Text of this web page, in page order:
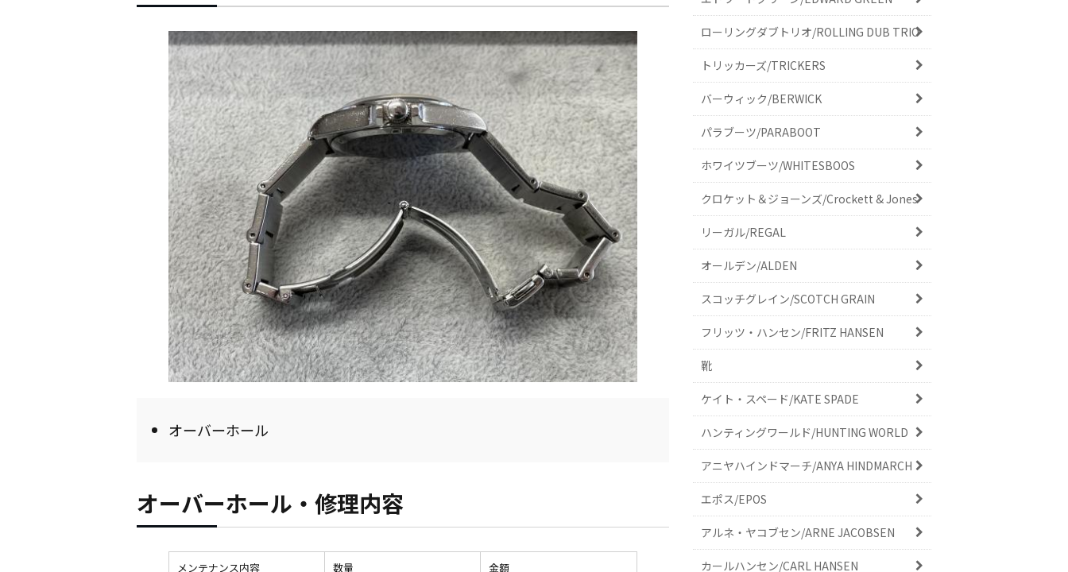
オーバーホール
オーバーホール・修理内容
メンテナンス内容 数量 金額
ローリングダブトリオ/ROLLING DUB TRIO
トリッカーズ/TRICKERS
バーウィック/BERWICK
パラブーツ/PARABOOT
ホワイツブーツ/WHITESBOOS
クロケット＆ジョーンズ/Crockett & Jones
リーガル/REGAL
オールデン/ALDEN
スコッチグレイン/SCOTCH GRAIN
フリッツ・ハンセン/FRITZ HANSEN
靴
ケイト・スペード/KATE SPADE
ハンティングワールド/HUNTING WORLD
アニヤハインドマーチ/ANYA HINDMARCH
エポス/EPOS
アルネ・ヤコブセン/ARNE JACOBSEN
カールハンセン/CARL HANSEN